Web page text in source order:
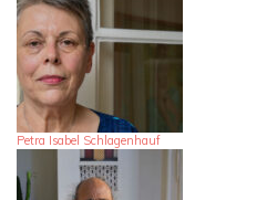
Petra Isabel Schlagenhauf